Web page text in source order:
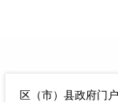
区（市）县政府门